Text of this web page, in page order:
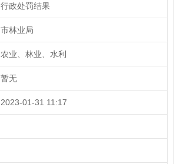
行政处罚结果
市林业局
农业、林业、水利
暂无
2023-01-31 11:17